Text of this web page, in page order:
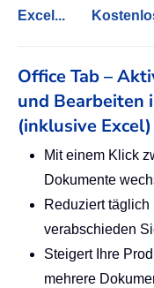
Excel...
Office Tab –
und Bearbeiten
(inklusive Excel)
Mit einem Klick
Dokumente
Reduziert
verabschieden
Steigert Ihre
mehrere